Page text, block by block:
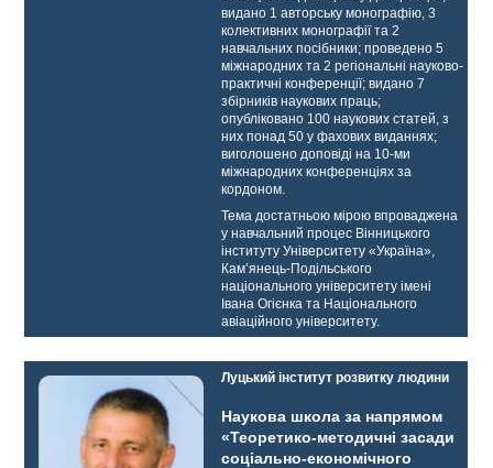
видано 1 авторську монографію, 3
колективних монографії та 2
навчальних посібники; проведено 5
міжнародних та 2 регіональні науково-
практичні конференції; видано 7
збірників наукових праць;
опубліковано 100 наукових статей, з
них понад 50 у фахових виданнях;
виголошено доповіді на 10-ми
міжнародних конференціях за
кордоном.
Тема достатньою мірою впроваджена
у навчальний процес Вінницького
інституту Університету «Україна»,
Кам’янець-Подільського
національного університету імені
Івана Огієнка та Національного
авіаційного університету.
Луцький інститут розвитку людини
Наукова школа за напрямом
«Теоретико-методичні засади
соціально-економічного